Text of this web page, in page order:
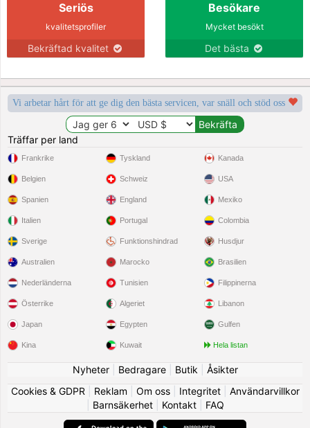
Seriös
kvalitetsprofiler
Bekräftad kvalitet
Besökare
Mycket besökt
Det bästa
Vi arbetar hårt för att ge dig den bästa servicen, var snäll och stöd oss
Träffar per land
Frankrike
Belgien
Spanien
Italien
Sverige
Tyskland
Schweiz
England
Portugal
Funktionshindrad
Kanada
USA
Mexiko
Colombia
Husdjur
Australien
Nederländerna
Österrike
Japan
Kina
Marocko
Tunisien
Algeriet
Egypten
Kuwait
Brasilien
Filippinerna
Libanon
Gulfen
Hela listan
Nyheter| Bedragare| Butik
Åsikter
Cookies & GDPR
Reklam Om oss| Integritet| Användarvillkor
Barnsäkerhet| Kontakt| FAQ